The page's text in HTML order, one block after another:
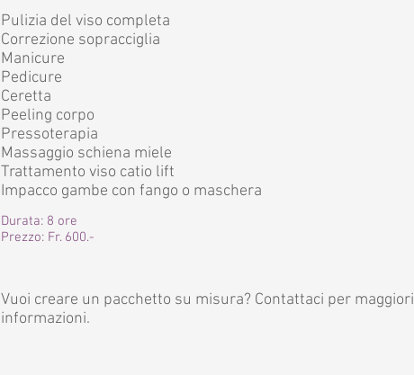
Pulizia del viso completa
Correzione sopracciglia
Manicure
Pedicure
Ceretta
Peeling corpo
Pressoterapia
Massaggio schiena miele
Trattamento viso catio lift
Impacco gambe con fango o maschera
Durata: 8 ore
Prezzo: Fr. 600.-
Vuoi creare un pacchetto su misura? Contattaci per maggiori
informazioni.